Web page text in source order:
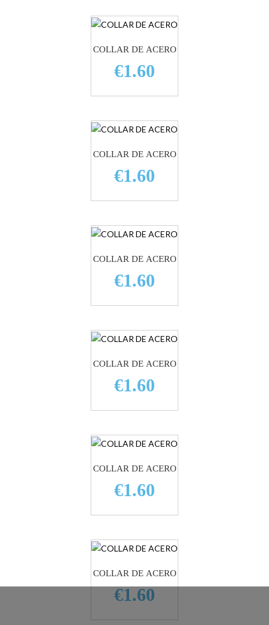
COLLAR DE ACERO
€1.60
COLLAR DE ACERO
€1.60
COLLAR DE ACERO
€1.60
COLLAR DE ACERO
€1.60
COLLAR DE ACERO
€1.60
COLLAR DE ACERO
€1.60